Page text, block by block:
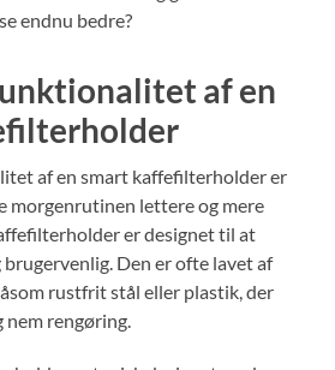
endnu bedre?
af en
af en smart kaffefilterholder er
morgenrutinen lettere og mere
er designet til at
Den er ofte lavet af
rustfrit stål eller plastik, der
nem rengøring.